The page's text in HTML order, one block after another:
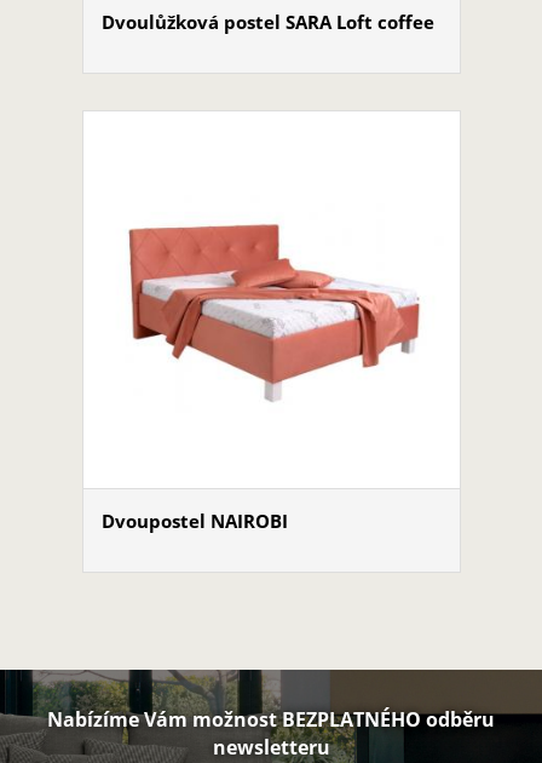
Dvoulůžková postel SARA Loft coffee
Dvoupostel NAIROBI
Nabízíme Vám možnost BEZPLATNÉHO odběru
newsletteru